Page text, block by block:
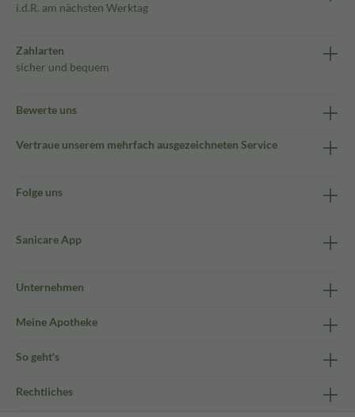
i.d.R. am nächsten Werktag
Zahlarten
sicher und bequem
Bewerte uns
Vertraue unserem mehrfach ausgezeichneten Service
Folge uns
Sanicare App
Unternehmen
Meine Apotheke
So geht's
Rechtliches